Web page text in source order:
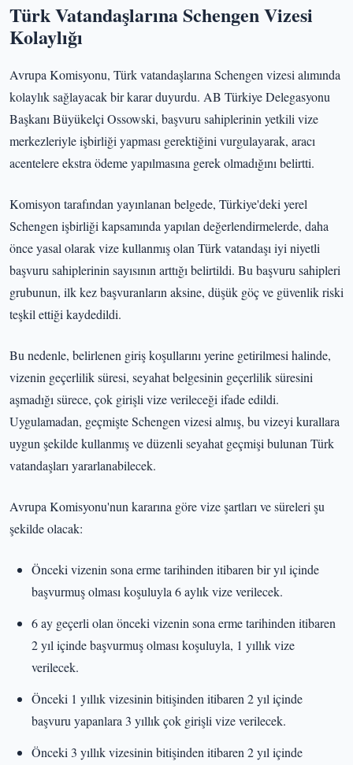
Türk Vatandaşlarına Schengen Vizesi
Kolaylığı
Avrupa Komisyonu, Türk vatandaşlarına Schengen vizesi alımında
kolaylık sağlayacak bir karar duyurdu. AB Türkiye Delegasyonu
Başkanı Büyükelçi Ossowski, başvuru sahiplerinin yetkili vize
merkezleriyle işbirliği yapması gerektiğini vurgulayarak, aracı
acentelere ekstra ödeme yapılmasına gerek olmadığını belirtti.
Komisyon tarafından yayınlanan belgede, Türkiye'deki yerel
Schengen işbirliği kapsamında yapılan değerlendirmelerde, daha
önce yasal olarak vize kullanmış olan Türk vatandaşı iyi niyetli
başvuru sahiplerinin sayısının arttığı belirtildi. Bu başvuru sahipleri
grubunun, ilk kez başvuranların aksine, düşük göç ve güvenlik riski
teşkil ettiği kaydedildi.
Bu nedenle, belirlenen giriş koşullarını yerine getirilmesi halinde,
vizenin geçerlilik süresi, seyahat belgesinin geçerlilik süresini
aşmadığı sürece, çok girişli vize verileceği ifade edildi.
Uygulamadan, geçmişte Schengen vizesi almış, bu vizeyi kurallara
uygun şekilde kullanmış ve düzenli seyahat geçmişi bulunan Türk
vatandaşları yararlanabilecek.
Avrupa Komisyonu'nun kararına göre vize şartları ve süreleri şu
şekilde olacak:
Önceki vizenin sona erme tarihinden itibaren bir yıl içinde
başvurmuş olması koşuluyla 6 aylık vize verilecek.
6 ay geçerli olan önceki vizenin sona erme tarihinden itibaren
2 yıl içinde başvurmuş olması koşuluyla, 1 yıllık vize
verilecek.
Önceki 1 yıllık vizesinin bitişinden itibaren 2 yıl içinde
başvuru yapanlara 3 yıllık çok girişli vize verilecek.
Önceki 3 yıllık vizesinin bitişinden itibaren 2 yıl içinde